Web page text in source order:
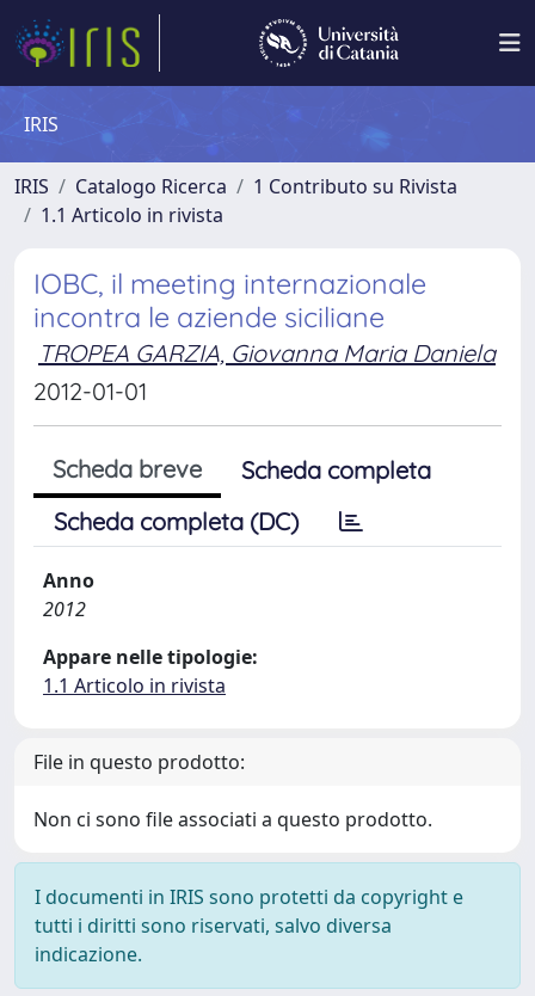
IRIS
IRIS Catalogo Ricerca
1 Contributo su Rivista
1.1 Articolo in rivista
IOBC, il meeting internazionale
incontra le aziende siciliane
TROPEA GARZIA, Giovanna Maria Daniela
2012-01-01
Scheda breve
Scheda completa
Scheda completa (DC)
Anno
2012
Appare nelle tipologie:
1.1 Articolo in rivista
File in questo prodotto:
Non ci sono file associati a questo prodotto.
I documenti in IRIS sono protetti da copyright e
tutti i diritti sono riservati, salvo diversa
indicazione.